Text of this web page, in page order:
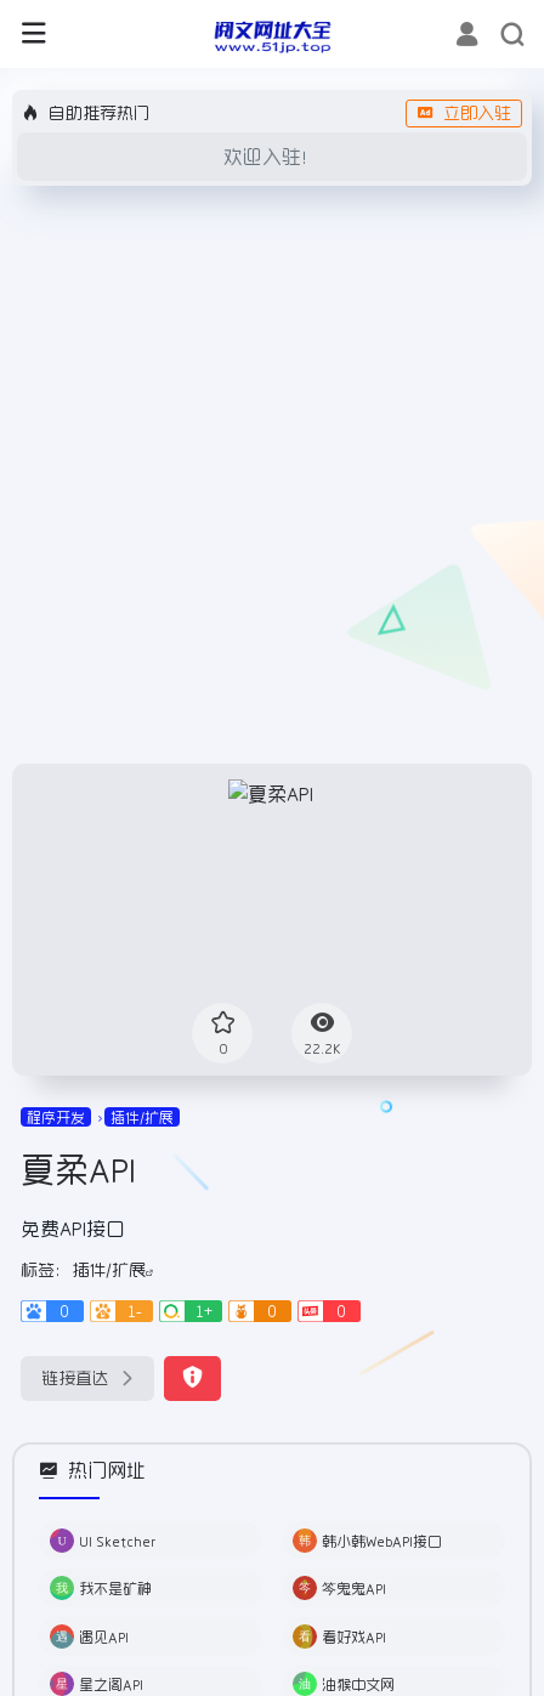
自助推荐热门 立即入驻
欢迎入驻！
0 22.2K
程序开发 插件/扩展
夏柔API
免费API接口
标签： 插件/扩展
0 1- 1+ 0 0
链接直达
热门网址
UI Sketcher 韩小韩WebAPI接口
我不是矿神 笒鬼鬼API
遇见API 看好戏API
星之阁API 油猴中文网